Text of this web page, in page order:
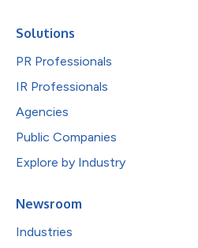
Solutions
PR Professionals
IR Professionals
Agencies
Public Companies
Explore by Industry
Newsroom
Industries